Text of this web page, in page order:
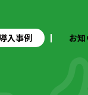
入事例 お